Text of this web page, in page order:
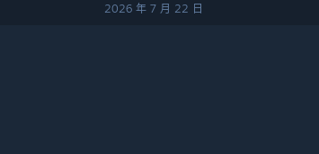
2026 年 7 月 22 日